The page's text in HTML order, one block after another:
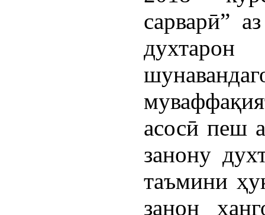
сарварӣ”
асосӣ пеш
занону
таъмини
занон